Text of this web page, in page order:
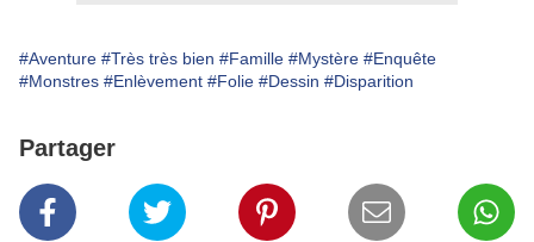
#Aventure #Très très bien #Famille #Mystère #Enquête
#Monstres #Enlèvement #Folie #Dessin #Disparition
Partager